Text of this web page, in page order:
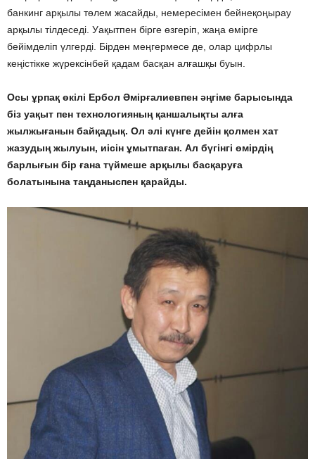
банкинг арқылы төлем жасайды, немересімен бейнеқоңырау
арқылы тілдеседі. Уақытпен бірге өзгеріп, жаңа өмірге
бейімделіп үлгерді. Бірден меңгермесе де, олар цифрлы
кеңістікке жүрексінбей қадам басқан алғашқы буын.
Осы ұрпақ өкілі Ербол Әмірғалиевпен әңгіме барысында
біз уақыт пен технологияның қаншалықты алға
жылжығанын байқадық. Ол әлі күнге дейін қолмен хат
жазудың жылуын, иісін ұмытпаған. Ал бүгінгі өмірдің
барлығын бір ғана түймеше арқылы басқаруға
болатынына таңданыспен қарайды.